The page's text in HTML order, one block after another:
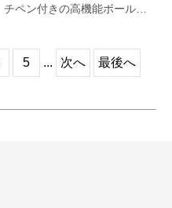
チペン付きの高機能ボールペ
5 ... 次へ 最後へ